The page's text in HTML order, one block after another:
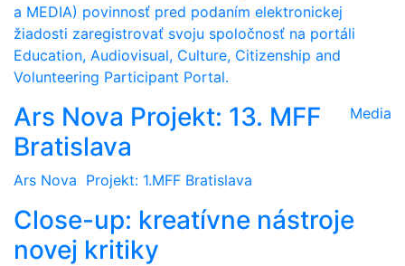
a MEDIA) povinnosť pred podaním elektronickej
žiadosti zaregistrovať svoju spoločnosť na portáli
Education, Audiovisual, Culture, Citizenship and
Volunteering Participant Portal.
Ars Nova Projekt: 13. MFF
Bratislava
Ars Nova Projekt: 1.MFF Bratislava
Media
Close-up: kreatívne nástroje
novej kritiky